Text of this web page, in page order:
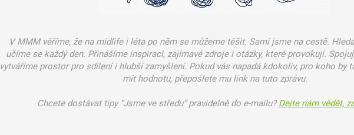
V MMM věříme, že na midlife i léta po něm se můžeme těšit. Sami jsme na cestě.
učíme se každý den. Přinášíme inspiraci, zajímavé zdroje i otázky, které provokují.
vytváříme prostor pro sdílení i hlubší zamyšlení. Pokud vás napadá kdokoliv, pro koho by
mít hodnotu, přepošlete mu link na tuto zprávu.
Chcete dostávat tipy “Jsme ve středu” pravidelně do e-mailu?Dejte nám vědět,